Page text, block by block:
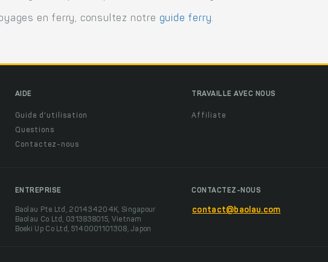
en ferry, consultez notre guide ferry.
AIDE
Guide d'utilisation
Questions
Contactez-nous
TRAVAILLE AVEC NOUS
Affiliate
ENTREPRISE
Baolau Pte Ltd, 201434204K, Singapour
Baolau Co Ltd, 0313838015, Vietnam
Boeki Up Co Ltd, 5140001101308, Japon
CONTACTEZ-NOUS
contact@baolau.com